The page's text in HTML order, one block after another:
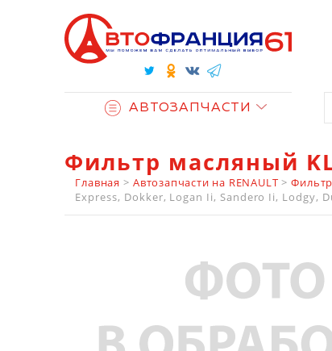
АВТОЗАПЧАСТИ
Фильтр масляный
Главная > Автозапчасти на RENAULT >
Express, Dokker, Logan Ii, Sandero Ii, Lodgy,